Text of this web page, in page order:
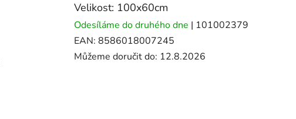
Velikost: 100x60cm
Odesíláme do druhého dne | 101002379
EAN: 8586018007245
Můžeme doručit do: 12.8.2026